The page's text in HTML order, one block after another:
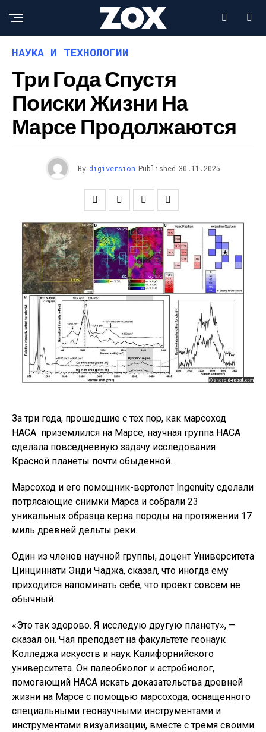
НАУКА И ТЕХНОЛОГИИ
Три Года Спустя
Поиски Жизни На
Марсе Продолжаются
By digiversion Published 30.11.2025
За три года, прошедшие с тех пор, как марсоход
НАСА приземлился на Марсе, научная группа НАСА
сделала повседневную задачу исследования
Красной планеты почти обыденной.
Марсоход и его помощник-вертолет Ingenuity сделали
потрясающие снимки Марса и собрали 23
уникальных образца керна породы на протяжении 17
миль древней дельты реки.
Один из членов научной группы, доцент Университета
Цинциннати Энди Чаджа, сказал, что иногда ему
приходится напоминать себе, что проект совсем не
обычный.
«Это так здорово. Я исследую другую планету», —
сказал он. Чая преподает на факультете геонаук
Колледжа искусств и наук Калифорнийского
университета. Он палеобиолог и астробиолог,
помогающий НАСА искать доказательства древней
жизни на Марсе с помощью марсохода, оснащенного
специальными геонаучными инструментами и
инструментами визуализации, вместе с тремя своими